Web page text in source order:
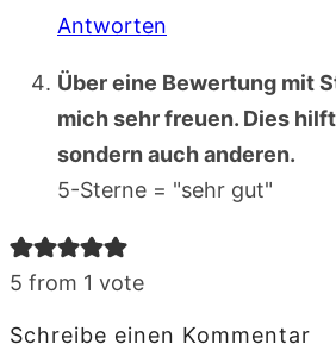
Antworten
Über eine Bewertung mit
mich sehr freuen. Dies
sondern auch anderen.
5-Sterne = "sehr gut"
5 from 1 vote
Schreibe einen Kommentar